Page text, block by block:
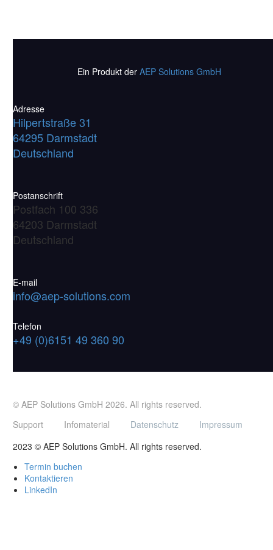
Ein Produkt der AEP Solutions GmbH
Adresse
Hilpertstraße 31
64295 Darmstadt
Deutschland
Postanschrift
Postfach 100 336
64203 Darmstadt
Deutschland
E-mail
info@aep-solutions.com
Telefon
+49 (0)6151 49 360 90
© AEP Solutions GmbH 2026. All rights reserved.
Support
Infomaterial Datenschutz
Impressum
2023 © AEP Solutions GmbH. All rights reserved.
Termin buchen
Kontaktieren
LinkedIn